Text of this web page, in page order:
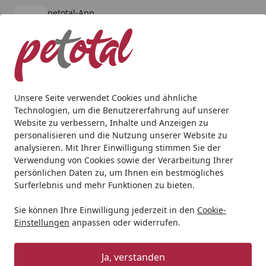
Unsere Seite verwendet Cookies und ähnliche
Technologien, um die Benutzererfahrung auf unserer
Website zu verbessern, Inhalte und Anzeigen zu
personalisieren und die Nutzung unserer Website zu
analysieren. Mit Ihrer Einwilligung stimmen Sie der
Verwendung von Cookies sowie der Verarbeitung Ihrer
persönlichen Daten zu, um Ihnen ein bestmögliches
Surferlebnis und mehr Funktionen zu bieten.
Sie können Ihre Einwilligung jederzeit in den Cookie-
Einstellungen anpassen oder widerrufen.
Ja, verstanden
petotal-App
kostenlos - Im App Store
Alle Produkte
Mein Konto
Suchen
Startseite
Katze Snacks DOKAS Entenherzen gefriergetrocknet
DOKAS Entenherzen
gefriergetrocknet Katzensnack
BALD VERGRIFFEN